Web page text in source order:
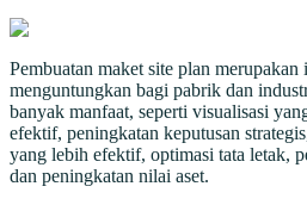
Pembuatan maket site plan merupakan
menguntungkan bagi pabrik dan
banyak manfaat, seperti visualisasi
efektif, peningkatan keputusan
yang lebih efektif, optimasi tata letak,
dan peningkatan nilai aset.